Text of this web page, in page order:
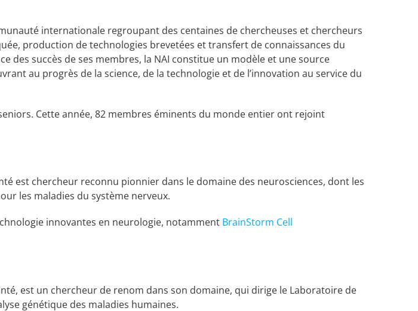
internationale regroupant des centaines de chercheuses et chercheurs
production de technologies brevetées et transfert de connaissances du
des succès de ses membres, la NAI constitue un modèle et une source
au progrès de la science, de la technologie et de l’innovation au service du
Cette année, 82 membres éminents du monde entier ont rejoint
est chercheur reconnu pionnier dans le domaine des neurosciences, dont les
les maladies du système nerveux.
innovantes en neurologie, notamment BrainStorm Cell
est un chercheur de renom dans son domaine, qui dirige le Laboratoire de
génétique des maladies humaines.